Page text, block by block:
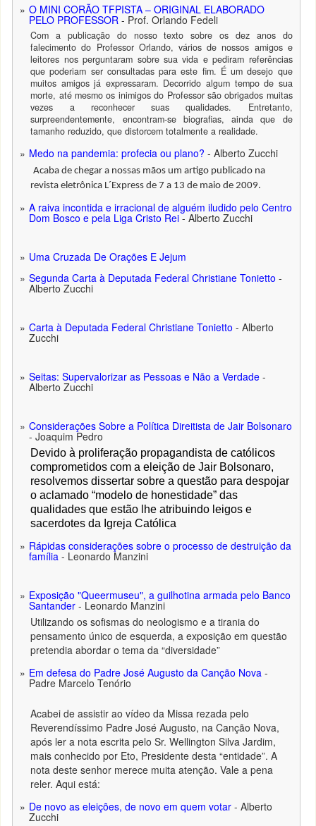
O MINI CORÃO TFPISTA – ORIGINAL ELABORADO
PELO PROFESSOR - Prof. Orlando Fedeli
Com a publicação do nosso texto sobre os dez anos do
falecimento do Professor Orlando, vários de nossos amigos e
leitores nos perguntaram sobre sua vida e pediram referências
que poderiam ser consultadas para este fim. É um desejo que
muitos amigos já expressaram. Decorrido algum tempo de sua
morte, até mesmo os inimigos do Professor são obrigados muitas
vezes a reconhecer suas qualidades. Entretanto,
surpreendentemente, encontram-se biografias, ainda que de
tamanho reduzido, que distorcem totalmente a realidade.
Medo na pandemia: profecia ou plano? - Alberto Zucchi
Acaba de chegar a nossas mãos um artigo publicado na
revista eletrônica L´Express de 7 a 13 de maio de 2009.
A raiva incontida e irracional de alguém iludido pelo Centro
Dom Bosco e pela Liga Cristo Rei- Alberto Zucchi
Uma Cruzada De Orações E Jejum
Segunda Carta à Deputada Federal Christiane Tonietto -
Alberto Zucchi
Carta à Deputada Federal Christiane Tonietto - Alberto
Zucchi
Seitas: Supervalorizar as Pessoas e Não a Verdade -
Alberto Zucchi
Considerações Sobre a Política Direitista de Jair Bolsonaro
- Joaquim Pedro
Devido à proliferação propagandista de católicos
comprometidos com a eleição de Jair Bolsonaro,
resolvemos dissertar sobre a questão para despojar
o aclamado “modelo de honestidade” das
qualidades que estão lhe atribuindo leigos e
sacerdotes da Igreja Católica
Rápidas considerações sobre o processo de destruição da
família - Leonardo Manzini
Exposição "Queermuseu", a guilhotina armada pelo Banco
Santander - Leonardo Manzini
Utilizando os sofismas do neologismo e a tirania do
pensamento único de esquerda, a exposição em questão
pretendia abordar o tema da “diversidade”
Em defesa do Padre José Augusto da Canção Nova -
Padre Marcelo Tenório
Acabei de assistir ao vídeo da Missa rezada pelo
Reverendíssimo Padre José Augusto, na Canção Nova,
após ler a nota escrita pelo Sr. Wellington Silva Jardim,
mais conhecido por Eto, Presidente desta “entidade”. A
nota deste senhor merece muita atenção. Vale a pena
reler. Aqui está:
De novo as eleições, de novo em quem votar - Alberto
Zucchi